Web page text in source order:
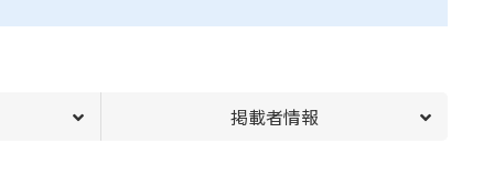
掲載者情報